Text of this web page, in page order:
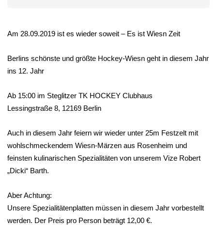
Am 28.09.2019 ist es wieder soweit – Es ist Wiesn Zeit
Berlins schönste und größte Hockey-Wiesn geht in diesem Jahr
ins 12. Jahr
Ab 15:00 im Steglitzer TK HOCKEY Clubhaus
Lessingstraße 8, 12169 Berlin
Auch in diesem Jahr feiern wir wieder unter 25m Festzelt mit
wohlschmeckendem Wiesn-Märzen aus Rosenheim und
feinsten kulinarischen Spezialitäten von unserem Vize Robert
„Dicki“ Barth.
Aber Achtung:
Unsere Spezialitätenplatten müssen in diesem Jahr vorbestellt
werden. Der Preis pro Person beträgt 12,00 €.